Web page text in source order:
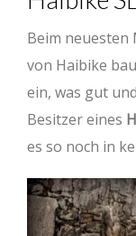
Beim neuesten
von Haibike
ein, was gut
Besitzer eines
es so noch in